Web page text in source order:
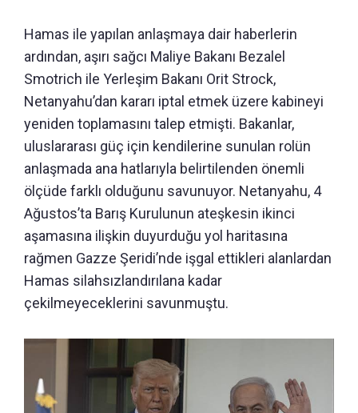
Hamas ile yapılan anlaşmaya dair haberlerin
ardından, aşırı sağcı Maliye Bakanı Bezalel
Smotrich ile Yerleşim Bakanı Orit Strock,
Netanyahu’dan kararı iptal etmek üzere kabineyi
yeniden toplamasını talep etmişti. Bakanlar,
uluslararası güç için kendilerine sunulan rolün
anlaşmada ana hatlarıyla belirtilenden önemli
ölçüde farklı olduğunu savunuyor. Netanyahu, 4
Ağustos’ta Barış Kurulunun ateşkesin ikinci
aşamasına ilişkin duyurduğu yol haritasına
rağmen Gazze Şeridi’nde işgal ettikleri alanlardan
Hamas silahsızlandırılana kadar
çekilmeyeceklerini savunmuştu.